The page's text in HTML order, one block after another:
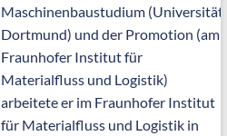
Maschinenbaustudium (Universität
Dortmund) und der Promotion (am
Fraunhofer Institut für
Materialfluss und Logistik)
arbeitete er im Fraunhofer Institut
für Materialfluss und Logistik in